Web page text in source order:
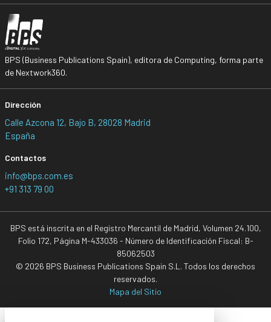
BPS (Business Publications Spain), editora de Computing, forma parte
de Nextwork360.
Dirección
Calle Azcona 12, Bajo B, 28028 Madrid
España
Contactos
info@bps.com.es
+91 313 79 00
BPS está inscrita en el Registro Mercantil de Madrid, Volumen 24.100,
Folio 172, Página M-433036 - Número de Identificación Fiscal: B-
85062503
© 2026 BPS Business Publications Spain S.L. Todos los derechos
reservados.
Mapa del Sitio